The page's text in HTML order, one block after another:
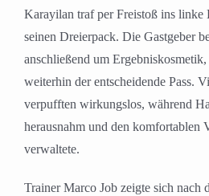
Karayilan traf per Freistoß ins linke
seinen Dreierpack. Die Gastgeber
anschließend um
weiterhin der entscheidende Pass.
verpufften wirkungslos, während
herausnahm und den komfortablen
verwaltete.
Trainer Marco Job zeigte sich nach